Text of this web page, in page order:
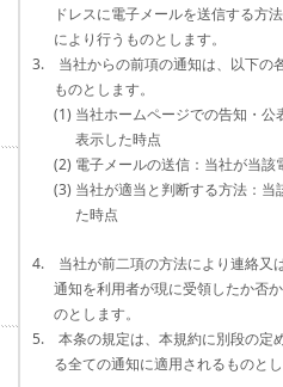
ドレスに電子メールを送信する方
により行うものとします。
3. 当社からの前項の通知は、以下の
ものとします。
(1) 当社ホームページでの告知・
表示した時点
(2) 電子メールの送信：当社が当該
(3) 当社が適当と判断する方法：当
た時点
4. 当社が前二項の方法により連絡又
通知を利用者が現に受領したか否
のとします。
5. 本条の規定は、本規約に別段の定
る全ての通知に適用されるものとし